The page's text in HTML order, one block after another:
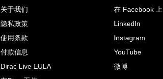
关于我们
隐私政策
使用条款
付款信息
Dirac Live EULA
在 Facebook 上
LinkedIn
Instagram
YouTube
微博